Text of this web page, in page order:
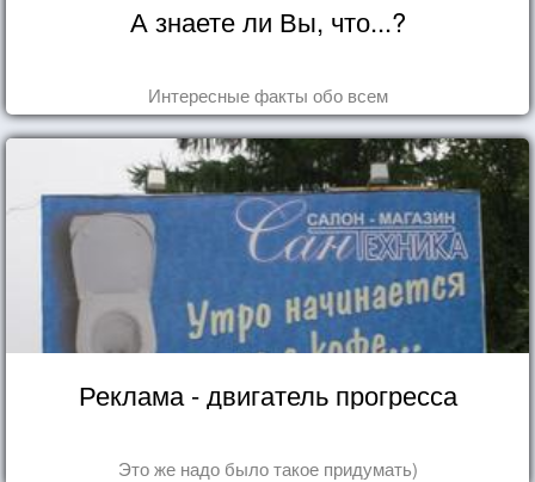
А знаете ли Вы, что...?
Интересные факты обо всем
Реклама - двигатель прогресса
Это же надо было такое придумать)